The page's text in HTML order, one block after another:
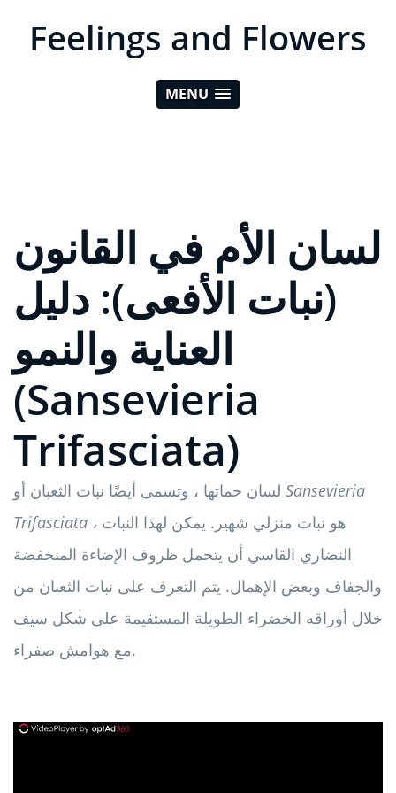
Feelings and Flowers
MENU
لسان الأم في القانون
(نبات الأفعى): دليل
العناية والنمو
(Sansevieria
Trifasciata)
Sansevieria
Trifasciata ،
النضاري القاسي أن يتحمل ظروف الإضاءة المنخفضة
والجفاف وبعض الإهمال. يتم التعرف على نبات الثعبان من
خلال أوراقه الخضراء الطويلة المستقيمة على شكل سيف
مع هوامش صفراء.